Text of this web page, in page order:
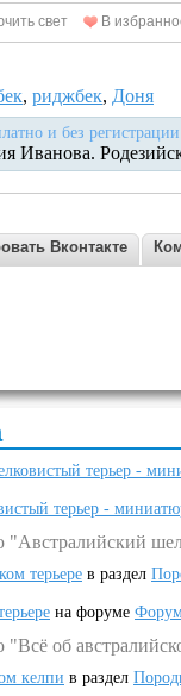
свет В
, риджбек, Доня
и без регистрации
Иванова.
Вконтакте
терьер -
терьер -
"Австралийский
терьере в раздел
на форуме
об
келпи в раздел